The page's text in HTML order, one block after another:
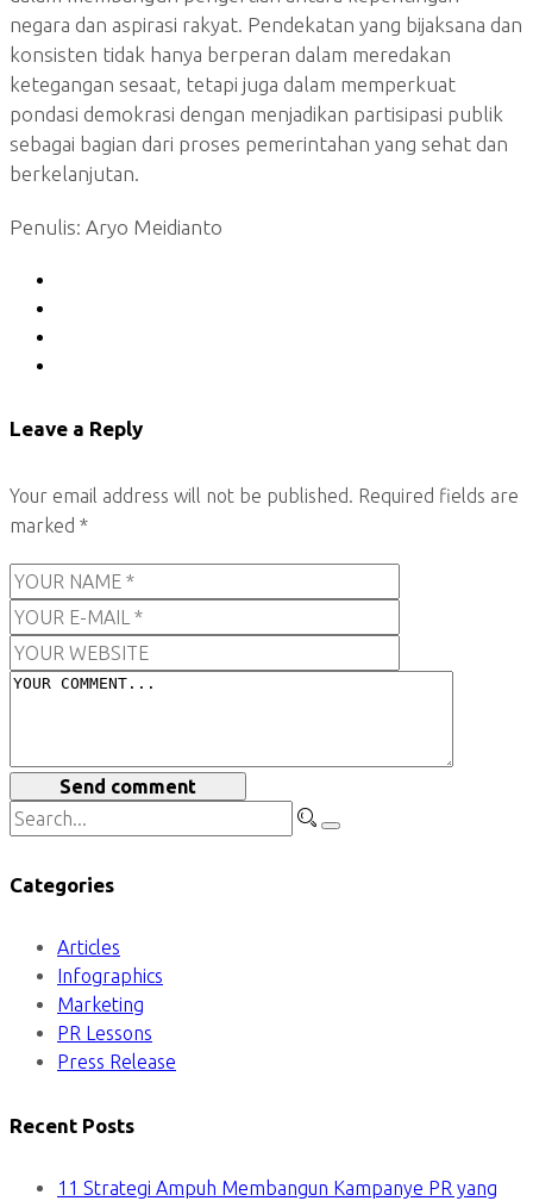
negara dan aspirasi rakyat. Pendekatan yang bijaksana dan
konsisten tidak hanya berperan dalam meredakan
ketegangan sesaat, tetapi juga dalam memperkuat
pondasi demokrasi dengan menjadikan partisipasi publik
sebagai bagian dari proses pemerintahan yang sehat dan
berkelanjutan.
Penulis: Aryo Meidianto
Leave a Reply
Your email address will not be published.
Required fields are
marked *
Send comment
Categories
Articles
Infographics
Marketing
PR Lessons
Press Release
Recent Posts
11 Strategi Ampuh Membangun Kampanye PR yang